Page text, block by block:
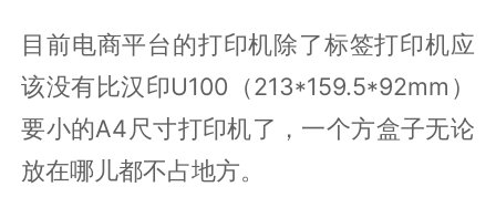
目前电商平台的打印机除了标签打印机应
该没有比汉印U100（213*159.5*92mm）
要小的A4尺寸打印机了，一个方盒子无论
放在哪儿都不占地方。